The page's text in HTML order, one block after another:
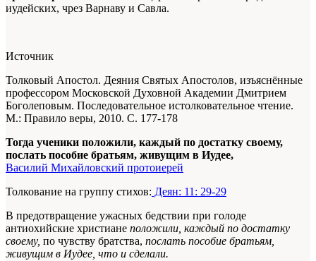
иудейских, чрез Варнаву и Савла.
Источник
Толковый Апостол. Деяния Святых Апостолов, изъяснённые
профессором Московской Духовной Академии Дмитрием
Боголеповым. Последовательное истолковательное чтение.
М.: Правило веры, 2010. С. 177-178
Тогда ученики положили, каждый по достатку своему,
послать пособие братьям, живущим в Иудее,
Василий Михайловский протоиерей
Толкование на группу стихов: Деян: 11: 29-29
В предотвращение ужасных бедствии при голоде
антиохийские христиане положили, каждый по достатку
своему, по чувству братства, послать пособие братьям,
живущим в Иудее, что и сделали.